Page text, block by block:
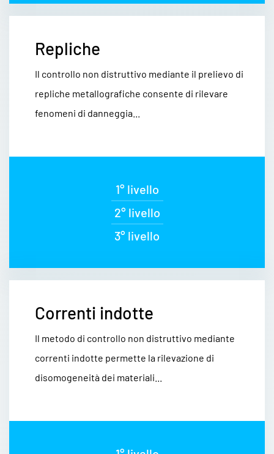
Repliche
Il controllo non distruttivo mediante il prelievo di
repliche metallografiche consente di rilevare
fenomeni di danneggia...
1° livello
2° livello
3° livello
Correnti indotte
Il metodo di controllo non distruttivo mediante
correnti indotte permette la rilevazione di
disomogeneità dei materiali...